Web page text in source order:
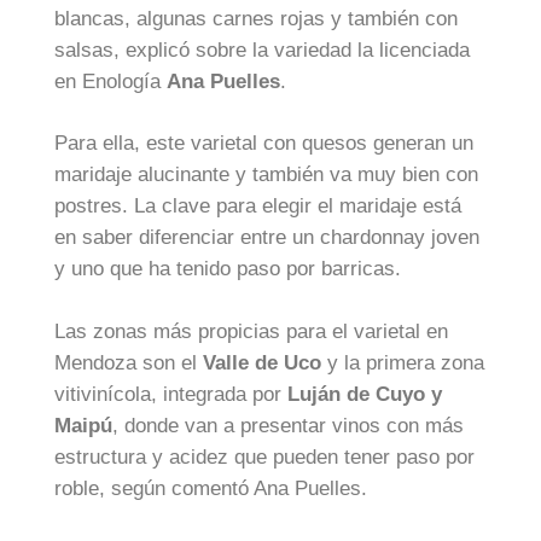
blancas, algunas carnes rojas y también con
salsas, explicó sobre la variedad la licenciada
en EnologíaAna Puelles.
Para ella, este varietal con quesos generan un
maridaje alucinante y también va muy bien con
postres. La clave para elegir el maridaje está
en saber diferenciar entre un chardonnay joven
y uno que ha tenido paso por barricas.
Las zonas más propicias para el varietal en
Mendoza son el Valle de Uco y la primera zona
vitivinícola, integrada por Luján de Cuyo y
Maipú, donde van a presentar vinos con más
estructura y acidez que pueden tener paso por
roble, según comentó Ana Puelles.